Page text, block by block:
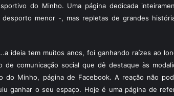
do Minho. Uma página dedicada
desporto menor -, mas repletas de grandes
ideia tem muitos anos, foi ganhando raízes ao
comunicação social que dê destaque às
do Minho, página de Facebook. A reação não
ganhar o seu espaço. Hoje é uma página de